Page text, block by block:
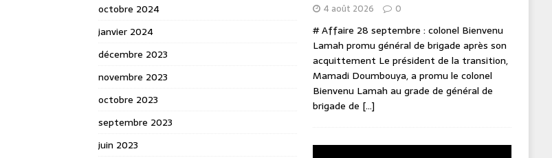
octobre 2024
janvier 2024
décembre 2023
novembre 2023
octobre 2023
septembre 2023
juin 2023
4 août 2026 0
# Affaire 28 septembre : colonel Bienvenu
Lamah promu général de brigade après son
acquittement Le président de la transition,
Mamadi Doumbouya, a promu le colonel
Bienvenu Lamah au grade de général de
brigade de [...]